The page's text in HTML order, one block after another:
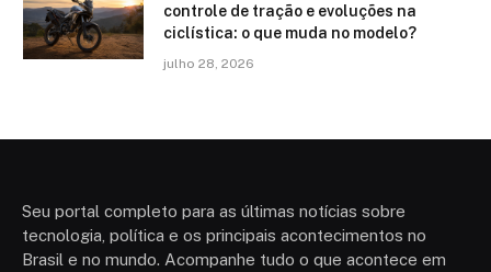
controle de tração e evoluções na
ciclística: o que muda no modelo?
julho 28, 2026
Seu portal completo para as últimas notícias sobre
tecnologia, política e os principais acontecimentos no
Brasil e no mundo. Acompanhe tudo o que acontece em